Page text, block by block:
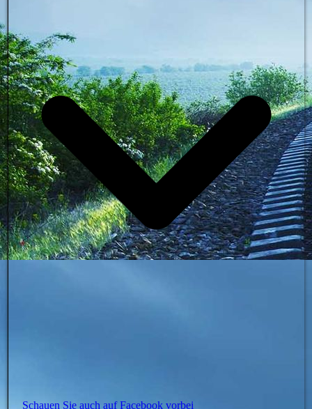
Schauen Sie auch auf Facebook vorbei